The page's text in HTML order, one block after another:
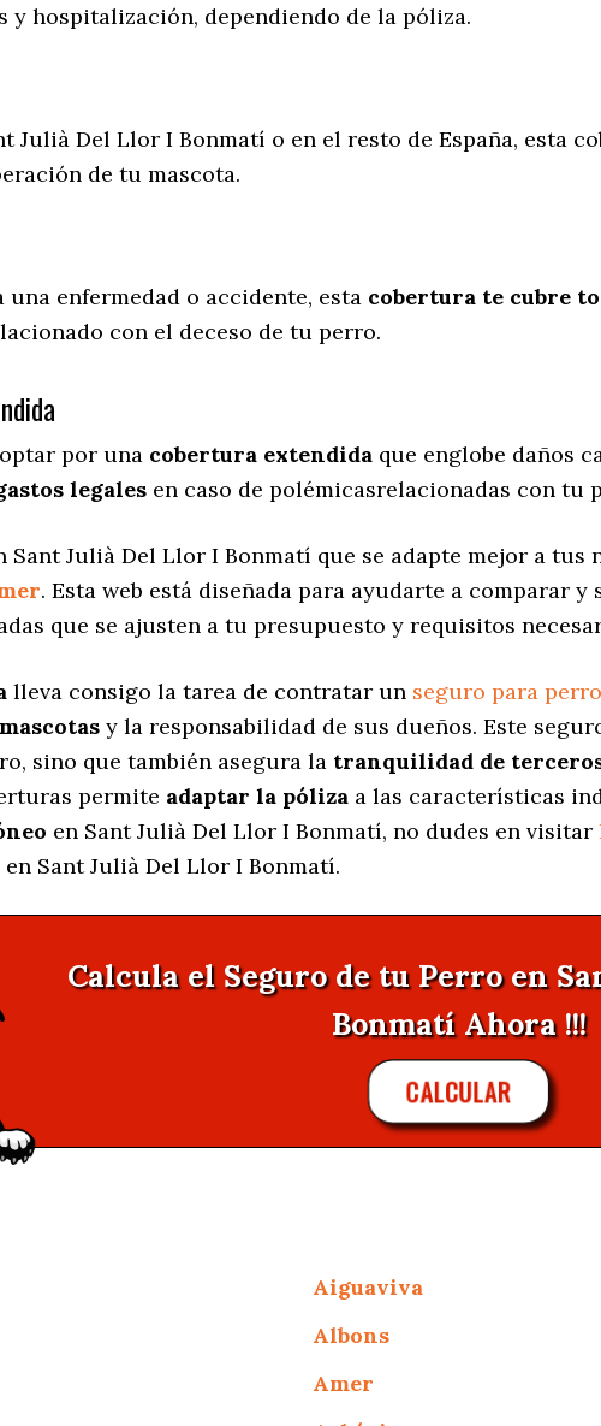
hospitalización, dependiendo de la póliza.
Julià Del Llor I Bonmatí o en el resto de España, esta
de tu mascota.
enfermedad o accidente, esta cobertura te cubre
con el deceso de tu perro.
por una cobertura extendida que englobe daños
legales en caso de polémicasrelacionadas con tu
Sant Julià Del Llor I Bonmatí que se adapte mejor a tus
. Esta web está diseñada para ayudarte a comparar
que se ajusten a tu presupuesto y requisitos
lleva consigo la tarea de contratar un seguro para
y la responsabilidad de sus dueños. Este
sino que también asegura la tranquilidad de
permite adaptar la póliza a las características
en Sant Julià Del Llor I Bonmatí, no dudes en visitar
Sant Julià Del Llor I Bonmatí.
Calcula el Seguro de tu Perro en
Bonmatí Ahora !!!
CALCULAR
Aiguaviva
Albons
Amer